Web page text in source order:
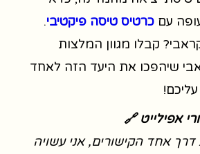
עם כרטיס טיסה פיקטיבי.
קבלו מגוון המלצות
שיהפכו את היעד הזה לאחד
אפילייט 🔗
אחד הקישורים, אני עשויה